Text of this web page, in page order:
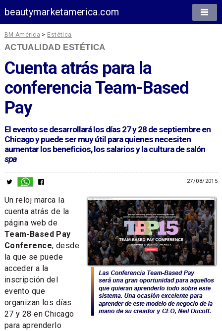
beautymarketamerica.com
BM América > Estética
ACTUALIDAD ESTÉTICA
Cuenta atrás para la
conferenciaTeam-Based
Pay
El evento se desarrollará los días 27 y 28 de septiembre en
Chicago y puede ser muy útil para quienes necesiten
aumentar los beneficios, los salarios y la cultura de salón
spa
27/08/2015
Un reloj marca la
cuenta atrás de la
página web de
Team-Based Pay
Conference, desde
la que se puede
acceder a la
inscripción del
evento que
organizan los días
27 y 28 en Chicago
para aprenderlo